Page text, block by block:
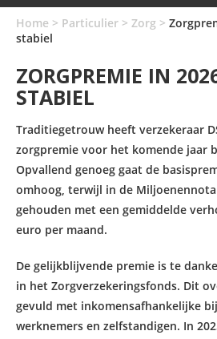
Home > Particulier > Zorg >
stabiel
ZORGPREMIE IN
STABIEL
Traditiegetrouw heeft verzekeraar
zorgpremie voor het komende jaar
Opvallend genoeg gaat de
omhoog, terwijl in de
gehouden met een gemiddelde
euro per maand.
De gelijkblijvende premie is te
in het Zorgverzekeringsfonds. Dit
gevuld met inkomensafhankelijke
werknemers en zelfstandigen. In